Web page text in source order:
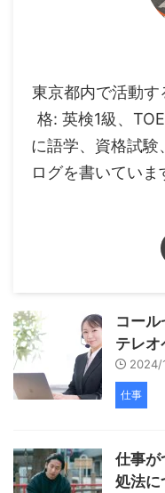
東京都内で活動
格: 英検1級、
に語学、資格試
ログを書いてい
コー
テレオ
2024/
仕事
仕事が
処法に